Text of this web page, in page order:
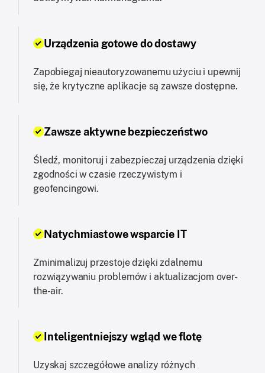
Urządzenia gotowe do dostawy
Zapobiegaj nieautoryzowanemu użyciu i upewnij
się, że krytyczne aplikacje są zawsze dostępne.
Zawsze aktywne bezpieczeństwo
Śledź, monitoruj i zabezpieczaj urządzenia dzięki
zgodności w czasie rzeczywistym i
geofencingowi.
Natychmiastowe wsparcie IT
Zminimalizuj przestoje dzięki zdalnemu
rozwiązywaniu problemów i aktualizacjom over-
the-air.
Inteligentniejszy wgląd we flotę
Uzyskaj szczegółowe analizy różnych